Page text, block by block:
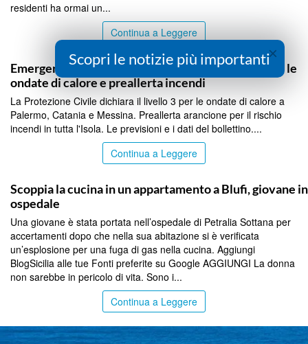
residenti ha ormai un...
Continua a Leggere
Emergenza caldo in Sicilia: ancora bollino rosso per le
ondate di calore e preallerta incendi
La Protezione Civile dichiara il livello 3 per le ondate di calore a
Palermo, Catania e Messina. Preallerta arancione per il rischio
incendi in tutta l'Isola. Le previsioni e i dati del bollettino....
Continua a Leggere
Scoppia la cucina in un appartamento a Blufi, giovane in
ospedale
Una giovane è stata portata nell’ospedale di Petralia Sottana per
accertamenti dopo che nella sua abitazione si è verificata
un’esplosione per una fuga di gas nella cucina. Aggiungi
BlogSicilia alle tue Fonti preferite su Google AGGIUNGI La donna
non sarebbe in pericolo di vita. Sono i...
Continua a Leggere
×
Scopri le notizie più importanti